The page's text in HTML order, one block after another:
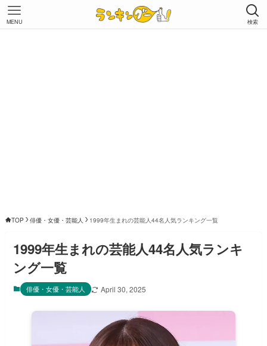
検索
MENU
TOP 俳優・女優・芸能人 1999年生まれの芸能人44名人気ランキング一覧
1999年生まれの芸能人44名人気ランキ
ング一覧
俳優・女優・芸能人 April 30, 2025